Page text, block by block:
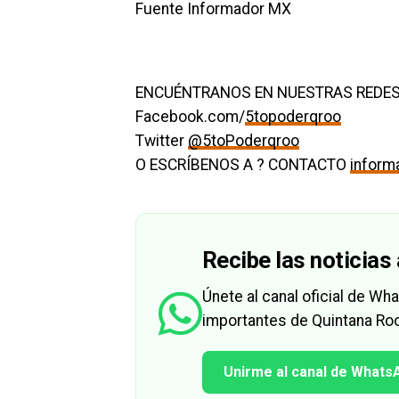
Fuente Informador MX
ENCUÉNTRANOS EN NUESTRAS
Facebook.com/5topoderqroo
Twitter @5toPoderqroo
O ESCRÍBENOS A ? CONTACTO
Recibe las
Únete al canal oficial de
importantes de Quintana
Unirme al canal de